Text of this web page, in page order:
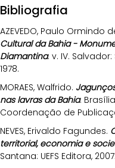
Bibliografia
AZEVEDO, Paulo Ormindo
Cultural da Bahia -
Diamantina. v. IV.
1978.
MORAES, Walfrido.
nas lavras da Bahia.
Coordenação de
NEVES, Erivaldo Fagundes.
territorial, economia e
Santana: UEFS Editora, 2007.